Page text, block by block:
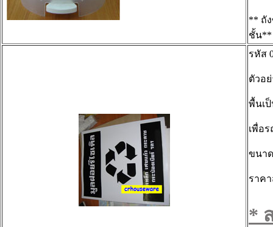
** ถั
ชั้น**
รหัส
ตัวอ
พื้นเ
เพื่อ
ขนาด
ราค
*